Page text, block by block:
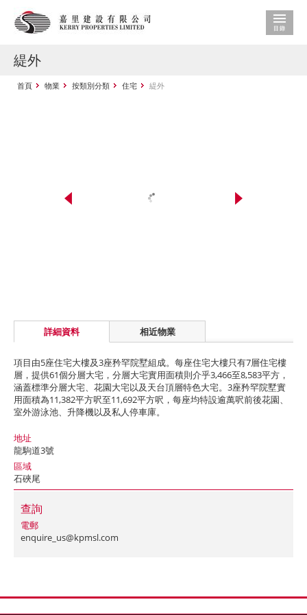
緹外
首頁 物業 按類別分類 住宅 緹外
詳細資料 相近物業
項目由5座住宅大樓及3座矜罕院墅組成。每座住宅大樓只有7層住宅樓
層，提供61個分層大宅，分層大宅實用面積則介乎3,466至8,583平方，
涵蓋標準分層大宅、花園大宅以及天台頂層特色大宅。3座矜罕院墅實
用面積為11,382平方呎至11,692平方呎，每座均特設逾萬呎前後花園、
室外游泳池、升降機以及私人停車庫。
地址
龍駒道3號
區域
石硤尾
查詢
電郵
enquire_us@kpmsl.com